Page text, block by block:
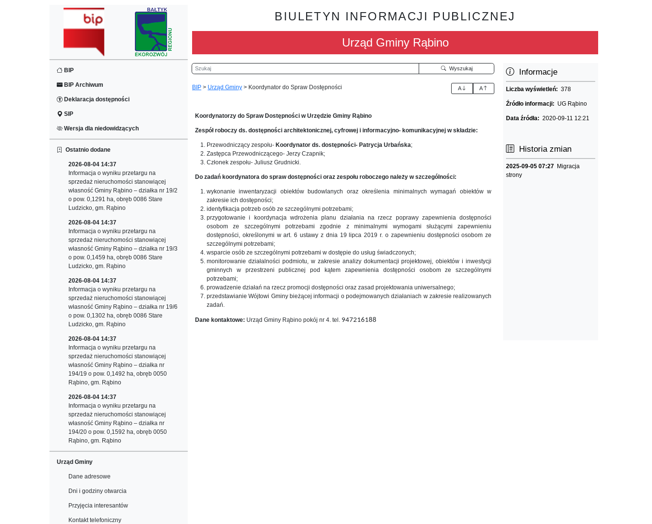
BIP
BIP Archiwum
Deklaracja dostępności
SIP
Wersja dla niedowidzących
Ostatnio dodane
2026-08-04 14:37
Informacja o wyniku przetargu na
sprzedaż nieruchomości stanowiącej
własność Gminy Rąbino – działka nr 19/2
o pow. 0,1291 ha, obręb 0086 Stare
Ludzicko, gm. Rąbino
2026-08-04 14:37
Informacja o wyniku przetargu na
sprzedaż nieruchomości stanowiącej
własność Gminy Rąbino – działka nr 19/3
o pow. 0,1459 ha, obręb 0086 Stare
Ludzicko, gm. Rąbino
2026-08-04 14:37
Informacja o wyniku przetargu na
sprzedaż nieruchomości stanowiącej
własność Gminy Rąbino – działka nr 19/6
o pow. 0,1302 ha, obręb 0086 Stare
Ludzicko, gm. Rąbino
2026-08-04 14:37
Informacja o wyniku przetargu na
sprzedaż nieruchomości stanowiącej
własność Gminy Rąbino – działka nr
194/19 o pow. 0,1492 ha, obręb 0050
Rąbino, gm. Rąbino
2026-08-04 14:37
Informacja o wyniku przetargu na
sprzedaż nieruchomości stanowiącej
własność Gminy Rąbino – działka nr
194/20 o pow. 0,1592 ha, obręb 0050
Rąbino, gm. Rąbino
Urząd Gminy
Dane adresowe
Dni i godziny otwarcia
Przyjęcia interesantów
Kontakt telefoniczny
BIULETYN INFORMACJI PUBLICZNEJ
Urząd Gminy Rąbino
Szukaj Wyszukaj
BIP > Urząd Gminy > Koordynator do Spraw Dostępności A A
Koordynatorzy do Spraw Dostępności w Urzędzie Gminy Rąbino
Zespół roboczy ds. dostępności architektonicznej, cyfrowej i informacyjno- komunikacyjnej w składzie:
Przewodniczący zespołu- Koordynator ds. dostępności- Patrycja Urbańska;
Zastępca Przewodniczącego- Jerzy Czapnik;
Członek zespołu- Juliusz Grudnicki.
Do zadań koordynatora do spraw dostępności oraz zespołu roboczego należy w szczególności:
wykonanie inwentaryzacji obiektów budowlanych oraz określenia minimalnych wymagań obiektów w
zakresie ich dostępności;
identyfikacja potrzeb osób ze szczególnymi potrzebami;
przygotowanie i koordynacja wdrożenia planu działania na rzecz poprawy zapewnienia dostępności
osobom ze szczególnymi potrzebami zgodnie z minimalnymi wymogami służącymi zapewnieniu
dostępności, określonymi w art. 6 ustawy z dnia 19 lipca 2019 r. o zapewnieniu dostępności osobom ze
szczególnymi potrzebami;
wsparcie osób ze szczególnymi potrzebami w dostępie do usług świadczonych;
monitorowanie działalności podmiotu, w zakresie analizy dokumentacji projektowej, obiektów i inwestycji
gminnych w przestrzeni publicznej pod kątem zapewnienia dostępności osobom ze szczególnymi
potrzebami;
prowadzenie działań na rzecz promocji dostępności oraz zasad projektowania uniwersalnego;
przedstawianie Wójtowi Gminy bieżącej informacji o podejmowanych działaniach w zakresie realizowanych
zadań.
Dane kontaktowe: Urząd Gminy Rąbino pokój nr 4. tel. 947216188
Informacje
Liczba wyświetleń:378
Źródło informacji: UG Rąbino
Data źródła:2020-09-11 12:21
Historia zmian
2025-09-05 07:27 Migracja
strony